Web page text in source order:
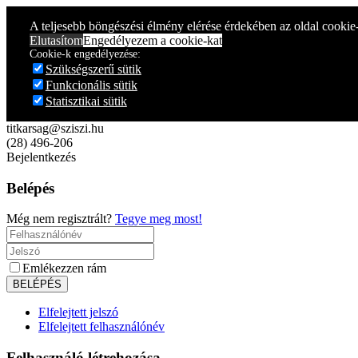
A teljesebb böngészési élmény elérése érdekében az oldal
ElutasítomEngedélyezem a cookie-kat
Cookie-k engedélyezése:
Szükségszerű sütik
Funkcionális sütik
Statisztikai sütik
titkarsag@sziszi.hu
(28) 496-206
Bejelentkezés
Belépés
Még nem regisztrált? Tegye meg most!
Emlékezzen rám
Elfelejtett jelszó
Elfelejtett felhasználónév